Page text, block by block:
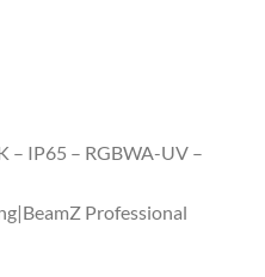
– IP65 – RGBWA-UV –
Professional